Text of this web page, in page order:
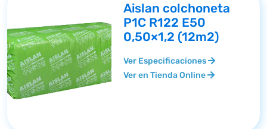
Aislan colchoneta
P1C R122 E50
0,50×1,2 (12m2)
Ver Especificaciones
Ver en Tienda Online